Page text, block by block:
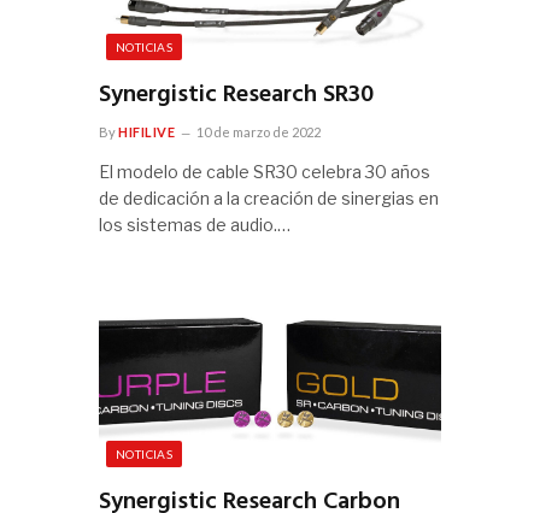
NOTICIAS
Synergistic Research SR30
ByHIFILIVE 10 de marzo de 2022
El modelo de cable SR30 celebra 30 años
de dedicación a la creación de sinergias en
los sistemas de audio.…
NOTICIAS
Synergistic Research Carbon